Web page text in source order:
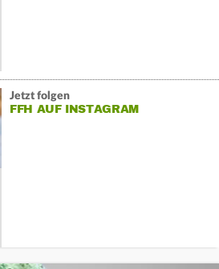
Jetzt folgen
FFH AUF INSTAGRAM